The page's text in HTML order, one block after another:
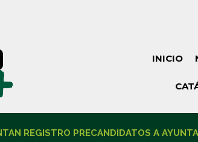
INICIO
REGISTRO PRECANDIDATOS A